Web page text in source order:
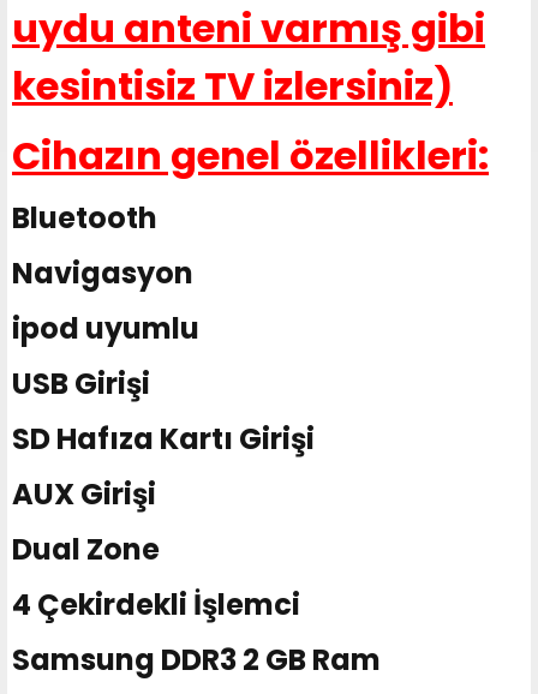
uydu anteni varmış gibi
kesintisiz TV izlersiniz)
Cihazın genel özellikleri:
Bluetooth
Navigasyon
ipod uyumlu
USB Girişi
SD Hafıza Kartı Girişi
AUX Girişi
Dual Zone
4 Çekirdekli İşlemci
Samsung DDR3 2 GB Ram